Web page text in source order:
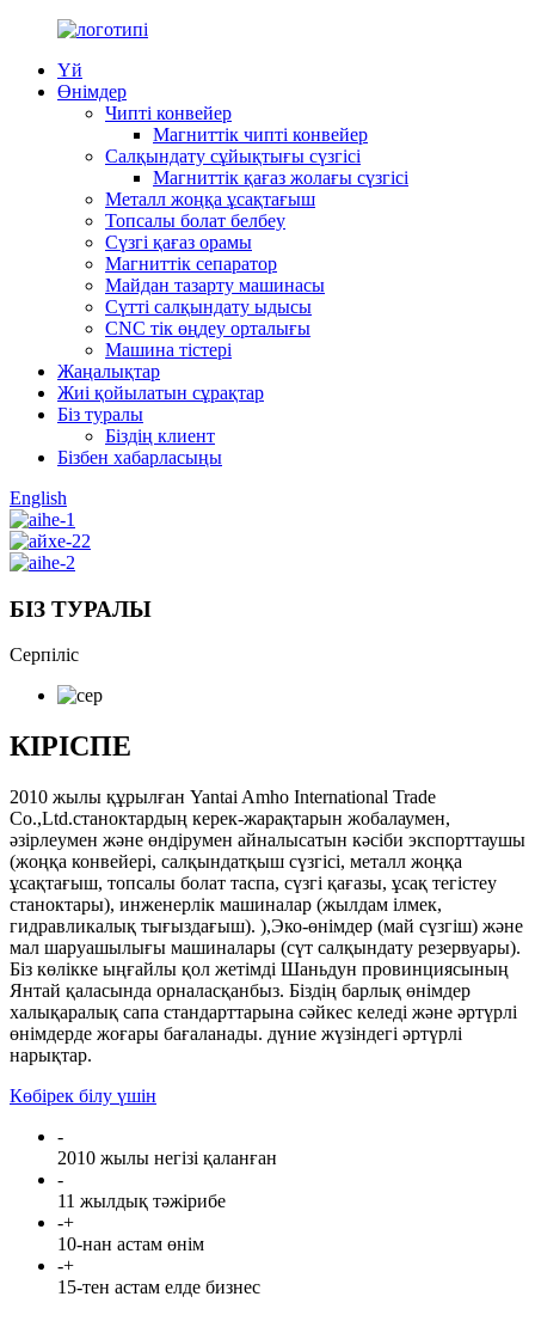
Үй
Өнімдер
Чипті конвейер
Магниттік чипті конвейер
Салқындату сұйықтығы сүзгісі
Магниттік қағаз жолағы сүзгісі
Металл жоңқа ұсақтағыш
Топсалы болат белбеу
Сүзгі қағаз орамы
Магниттік сепаратор
Майдан тазарту машинасы
Сүтті салқындату ыдысы
CNC тік өңдеу орталығы
Машина тістері
Жаңалықтар
Жиі қойылатын сұрақтар
Біз туралы
Біздің клиент
Бізбен хабарласыңы
English
БІЗ ТУРАЛЫ
Серпіліс
КІРІСПЕ
2010 жылы құрылған Yantai Amho International Trade
Co.,Ltd.станоктардың керек-жарақтарын жобалаумен,
әзірлеумен және өндірумен айналысатын кәсіби экспорттаушы
(жоңқа конвейері, салқындатқыш сүзгісі, металл жоңқа
ұсақтағыш, топсалы болат таспа, сүзгі қағазы, ұсақ тегістеу
станоктары), инженерлік машиналар (жылдам ілмек,
гидравликалық тығыздағыш). ),Эко-өнімдер (май сүзгіш) және
мал шаруашылығы машиналары (сүт салқындату резервуары).
Біз көлікке ыңғайлы қол жетімді Шаньдун провинциясының
Янтай қаласында орналасқанбыз. Біздің барлық өнімдер
халықаралық сапа стандарттарына сәйкес келеді және әртүрлі
өнімдерде жоғары бағаланады. дүние жүзіндегі әртүрлі
нарықтар.
Көбірек білу үшін
-
2010 жылы негізі қаланған
-
11 жылдық тәжірибе
-+
10-нан астам өнім
-+
15-тен астам елде бизнес